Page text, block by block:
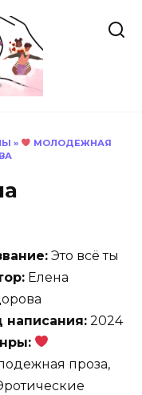
»
МОЛОДЕЖНАЯ
Это всё ты
Елена
написания: 2024
проза,